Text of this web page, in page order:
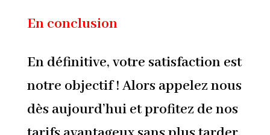
En conclusion
En définitive, votre satisfaction est
notre objectif ! Alors appelez nous
dès aujourd’hui et profitez de nos